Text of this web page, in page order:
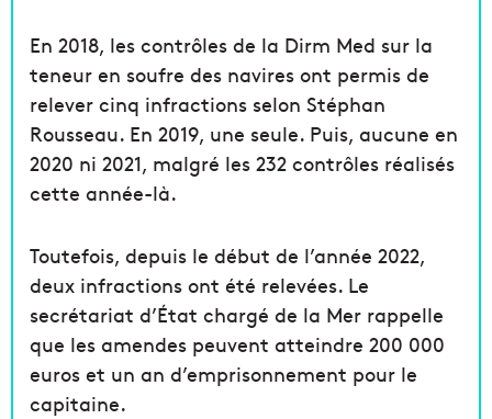
En 2018, les contrôles de la Dirm Med sur la
teneur en soufre des navires ont permis de
relever cinq infractions selon Stéphan
Rousseau. En 2019, une seule. Puis, aucune en
2020 ni 2021, malgré les 232 contrôles réalisés
cette année-là.
Toutefois, depuis le début de l’année 2022,
deux infractions ont été relevées. Le
secrétariat d’État chargé de la Mer rappelle
que les amendes peuvent atteindre 200 000
euros et un an d’emprisonnement pour le
capitaine.